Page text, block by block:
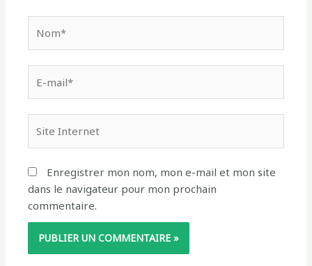
mail*
Internet
Enregistrer mon nom, mon e-mail et mon site
dans le navigateur pour mon prochain
commentaire.